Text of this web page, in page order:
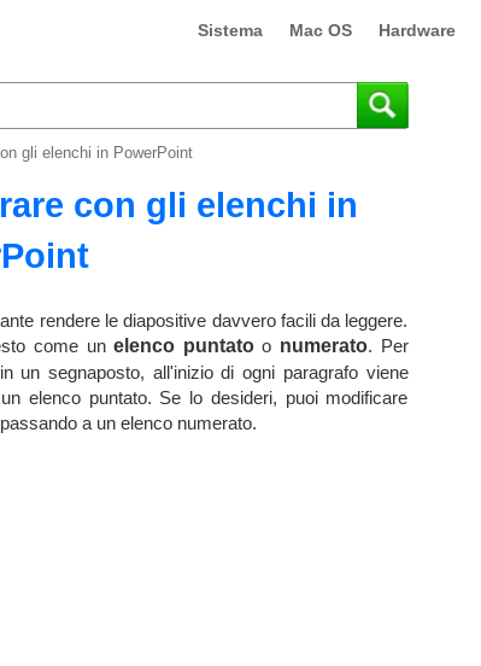
Sistema Mac OS Hardware
gli elenchi in PowerPoint
con gli elenchi in
rendere le diapositive davvero facili da leggere.
come unelenco puntatoo numerato. Per
un segnaposto, all'inizio di ogni paragrafo viene
elenco puntato. Se lo desideri, puoi modificare
a un elenco numerato.